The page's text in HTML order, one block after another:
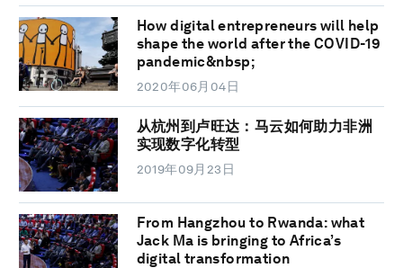
How digital entrepreneurs will help
shape the world after the COVID-19
pandemic&nbsp;
2020年06月04日
从杭州到卢旺达：马云如何助力非洲
实现数字化转型
2019年09月23日
From Hangzhou to Rwanda: what
Jack Ma is bringing to Africa’s
digital transformation